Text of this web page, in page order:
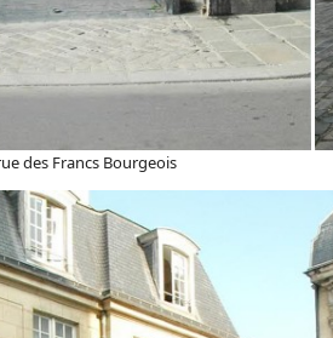
des Francs Bourgeois